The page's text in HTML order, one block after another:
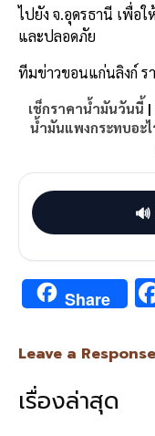
ไปยัง จ.อุดรธานี เพื่อใ
และปลอดภัย
ทีมข่าวขอนแก่นลิงก์ ร
เช็กราคาน้ำมันวันนี้ |
น้ำมันแพงกระทบอะไ
Share
Leave a Response
เรื่องล่าสุด